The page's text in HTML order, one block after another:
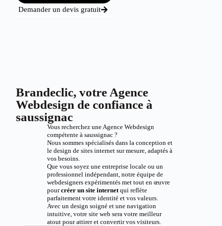
Demander un devis gratuit
Brandeclic, votre Agence
Webdesign de confiance à
saussignac
Vous recherchez une Agence Webdesign
compétente à saussignac ?
Nous sommes spécialisés dans la conception et
le design de sites internet sur mesure, adaptés à
vos besoins.
Que vous soyez une entreprise locale ou un
professionnel indépendant, notre équipe de
webdesigners expérimentés met tout en œuvre
pourcréer un site internetqui reflète
parfaitement votre identité et vos valeurs.
Avec un design soigné et une navigation
intuitive, votre site web sera votre meilleur
atout pour attirer et convertir vos visiteurs.